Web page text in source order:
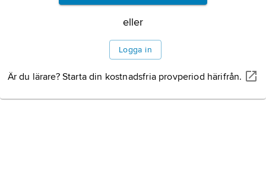
eller
Logga in
Är du lärare? Starta din kostnadsfria provperiod härifrån.